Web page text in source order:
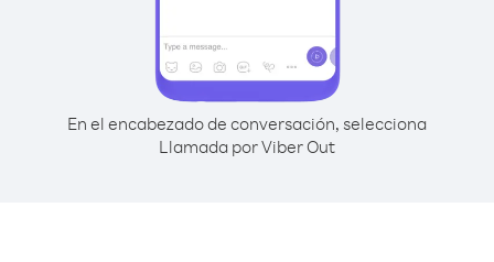
En el encabezado de conversación, selecciona
Llamada por Viber Out